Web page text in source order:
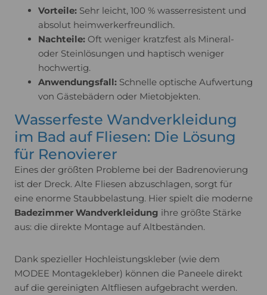
Vorteile: Sehr leicht, 100 % wasserresistent und
absolut heimwerkerfreundlich.
Nachteile: Oft weniger kratzfest als Mineral-
oder Steinlösungen und haptisch weniger
hochwertig.
Anwendungsfall: Schnelle optische Aufwertung
von Gästebädern oder Mietobjekten.
Wasserfeste Wandverkleidung
im Bad auf Fliesen: Die Lösung
für Renovierer
Eines der größten Probleme bei der Badrenovierung
ist der Dreck. Alte Fliesen abzuschlagen, sorgt für
eine enorme Staubbelastung. Hier spielt die moderne
Badezimmer Wandverkleidung ihre größte Stärke
aus: die direkte Montage auf Altbeständen.
Dank spezieller Hochleistungskleber (wie dem
MODEE Montagekleber) können die Paneele direkt
auf die gereinigten Altfliesen aufgebracht werden.